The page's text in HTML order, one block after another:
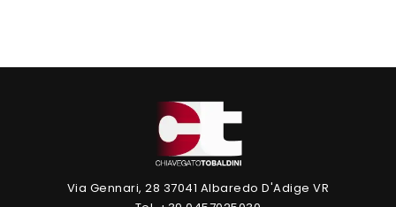
Via Gennari, 28 37041 Albaredo D'Adige VR